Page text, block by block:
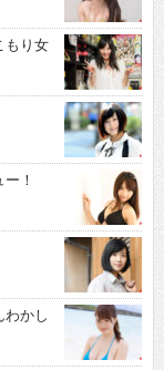
もり女
！
かし